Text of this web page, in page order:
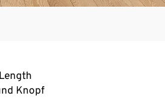
Knopf